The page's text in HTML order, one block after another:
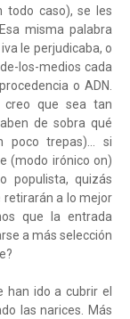
todo caso), se les
misma palabra
le perjudicaba, o
los-medios cada
o ADN.
creo que sea tan
de sobra qué
poco trepas)… si
(modo irónico on)
populista, quizás
a lo mejor
que la entrada
a más selección
han ido a cubrir el
las narices. Más